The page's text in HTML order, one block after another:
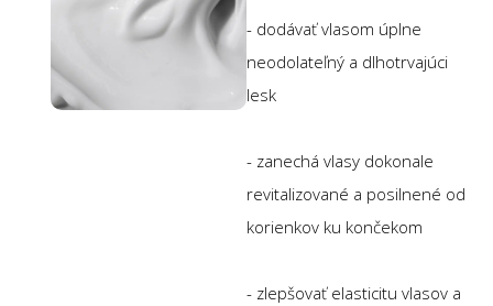
- dodávať vlasom úplne
neodolateľný a dlhotrvajúci
lesk
- zanechá vlasy dokonale
revitalizované a posilnené od
korienkov ku končekom
- zlepšovať elasticitu vlasov a